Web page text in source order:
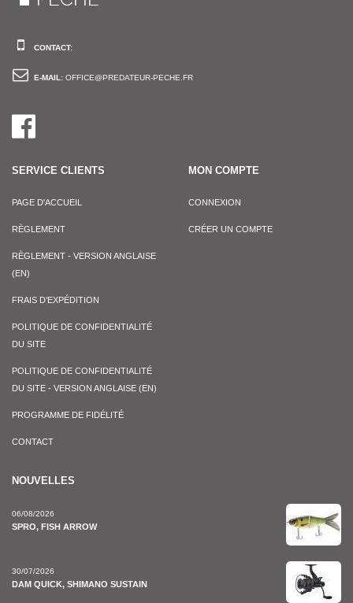
CONTACT:
E-MAIL: OFFICE@PREDATEUR-PECHE.FR
SERVICE CLIENTS
PAGE D'ACCUEIL
RÈGLEMENT
RÈGLEMENT - VERSION ANGLAISE
(EN)
FRAIS D’EXPÉDITION
POLITIQUE DE CONFIDENTIALITÉ
DU SITE
POLITIQUE DE CONFIDENTIALITÉ
DU SITE - VERSION ANGLAISE (EN)
PROGRAMME DE FIDÉLITÉ
CONTACT
MON COMPTE
CONNEXION
CRÉER UN COMPTE
NOUVELLES
06/08/2026
SPRO, FISH ARROW
30/07/2026
DAM QUICK, SHIMANO SUSTAIN